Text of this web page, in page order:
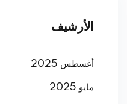
الأرشيف
أغسطس 2025
مايو 2025